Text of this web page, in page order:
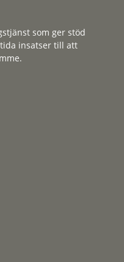
som ger stöd
insatser till att